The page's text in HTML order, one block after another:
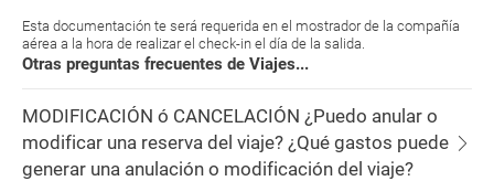
Esta documentación te será requerida en el mostrador de la compañía
aérea a la hora de realizar el check-in el día de la salida.
Otras preguntas frecuentes de Viajes...
MODIFICACIÓN ó CANCELACIÓN ¿Puedo anular o
modificar una reserva del viaje? ¿Qué gastos puede
generar una anulación o modificación del viaje?